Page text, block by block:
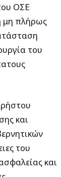
ΟΣΕ
μη πλήρως
του
και
του
και